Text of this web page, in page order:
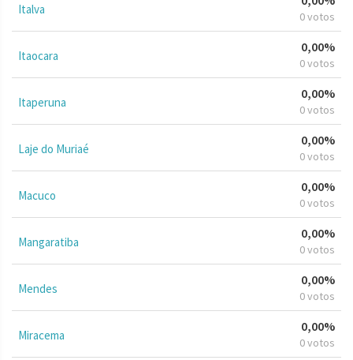
Italva 0 votos
Itaocara
0,00%
0 votos
Itaperuna
0,00%
0 votos
Laje do Muriaé
0,00%
0 votos
Macuco
0,00%
0 votos
Mangaratiba
0,00%
0 votos
Mendes
0,00%
0 votos
Miracema
0,00%
0 votos